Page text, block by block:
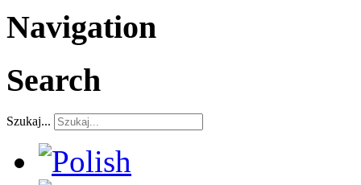
Navigation
Search
Szukaj...